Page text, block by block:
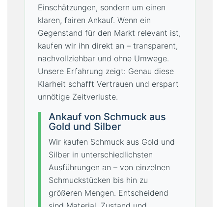
Einschätzungen, sondern um einen
klaren, fairen Ankauf. Wenn ein
Gegenstand für den Markt relevant ist,
kaufen wir ihn direkt an – transparent,
nachvollziehbar und ohne Umwege.
Unsere Erfahrung zeigt: Genau diese
Klarheit schafft Vertrauen und erspart
unnötige Zeitverluste.
Ankauf von Schmuck aus
Gold und Silber
Wir kaufen Schmuck aus Gold und
Silber in unterschiedlichsten
Ausführungen an – von einzelnen
Schmuckstücken bis hin zu
größeren Mengen. Entscheidend